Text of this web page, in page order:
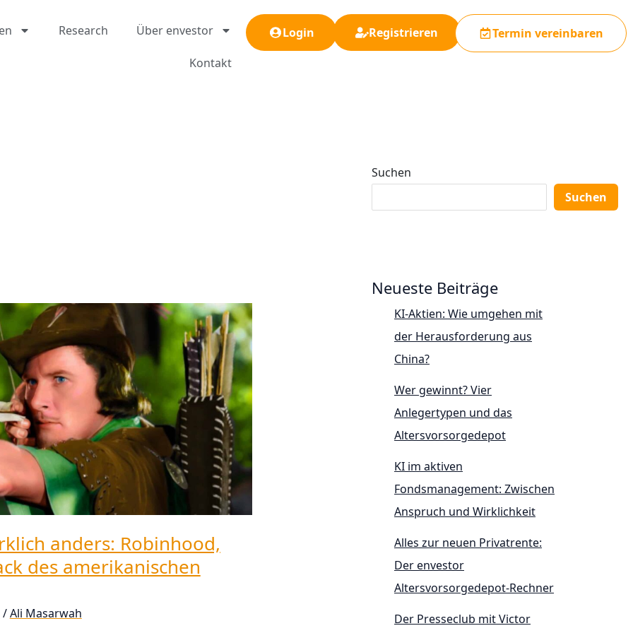
Research Über envestor
Kontakt
Login Registrieren Termin vereinbaren
anders: Robinhood,
des amerikanischen
/Ali Masarwah
Suchen
Suchen
Neueste Beiträge
KI-Aktien: Wie umgehen mit
der Herausforderung aus
China?
Wer gewinnt? Vier
Anlegertypen und das
Altersvorsorgedepot
KI im aktiven
Fondsmanagement: Zwischen
Anspruch und Wirklichkeit
Alles zur neuen Privatrente:
Der envestor
Altersvorsorgedepot-Rechner
Der Presseclub mit Victor